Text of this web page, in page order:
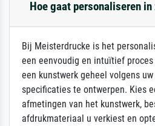
Hoe gaat personaliseren
Bij Meisterdrucke is het
een eenvoudig en intuïtief
een kunstwerk geheel volgens
specificaties te ontwerpen. Kies
afmetingen van het kunstwerk,
afdrukmateriaal u verkiest en